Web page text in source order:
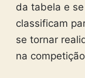
da tabela e
classificam
se tornar
na